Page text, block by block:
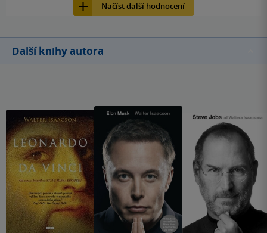
Načíst další hodnocení
Další knihy autora